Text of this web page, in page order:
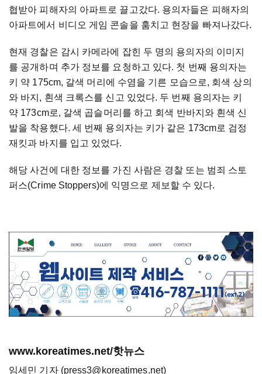
협받아 피해자의 아파트로 끌고갔다. 용의자들은 피해자의
아파트에서 비디오 게임 콘솔을 훔치고 현장을 빠져나갔다.
현재 경찰은 감시 카메라에 잡힌 두 명의 용의자의 이미지
를 공개하며 추가 정보를 요청하고 있다. 첫 번째 용의자는
키 약 175cm, 갈색 머리에 수염을 기른 모습으로, 회색 상의
와 바지, 흰색 크록스를 신고 있었다. 두 번째 용의자는 키
약 173cm로, 갈색 곱슬머리를 하고 회색 반바지와 흰색 신
발을 착용했다. 세 번째 용의자는 키가 같은 173cm로 검정
재킷과 바지를 입고 있었다.
해당 사건에 대한 정보를 가진 사람은 경찰 또는 범죄 스토
퍼스(Crime Stoppers)에 익명으로 제보할 수 있다.
www.koreatimes.net/핫뉴스
임세민 기자 (press3@koreatimes.net)